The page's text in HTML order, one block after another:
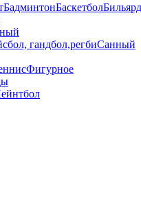
БадминтонБаскетболБильярд
гандбол,регбиСанный
Фигурное